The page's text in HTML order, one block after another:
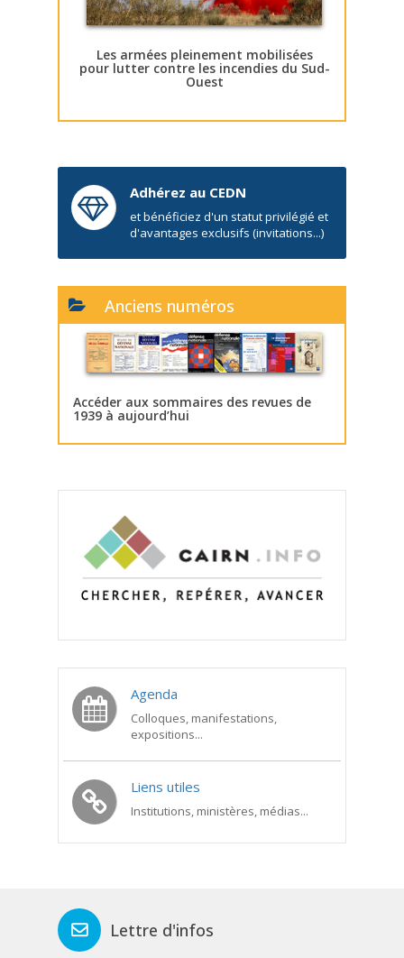
Les armées pleinement mobilisées
pour lutter contre les incendies du Sud-
Ouest
Adhérez au CEDN
et bénéficiez d'un statut privilégié et
d'avantages exclusifs (invitations...)
Anciens numéros
Accéder aux sommaires des revues de
1939 à aujourd’hui
Agenda
Colloques, manifestations,
expositions...
Liens utiles
Institutions, ministères, médias...
Lettre d'infos